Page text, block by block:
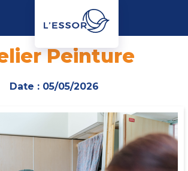
Peinture
Date : 05/05/2026